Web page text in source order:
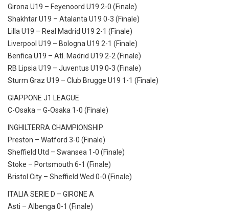
Girona U19 – Feyenoord U19 2-0 (Finale)
Shakhtar U19 – Atalanta U19 0-3 (Finale)
Lilla U19 – Real Madrid U19 2-1 (Finale)
Liverpool U19 – Bologna U19 2-1 (Finale)
Benfica U19 – Atl. Madrid U19 2-2 (Finale)
RB Lipsia U19 – Juventus U19 0-3 (Finale)
Sturm Graz U19 – Club Brugge U19 1-1 (Finale)
GIAPPONE J1 LEAGUE
C-Osaka – G-Osaka 1-0 (Finale)
INGHILTERRA CHAMPIONSHIP
Preston – Watford 3-0 (Finale)
Sheffield Utd – Swansea 1-0 (Finale)
Stoke – Portsmouth 6-1 (Finale)
Bristol City – Sheffield Wed 0-0 (Finale)
ITALIA SERIE D – GIRONE A
Asti – Albenga 0-1 (Finale)